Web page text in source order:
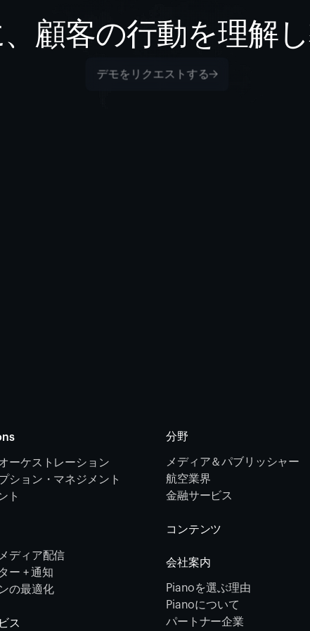
顧客の行動を理解し
デモをリクエストする
ーケストレーション
ション・マネジメント
ト
ディア配信
ー + 通知
の最適化
ス
分野
メディア＆パブリッシャー
航空業界
金融サービス
コンテンツ
会社案内
Pianoを選ぶ理由
Pianoについて
パートナー企業